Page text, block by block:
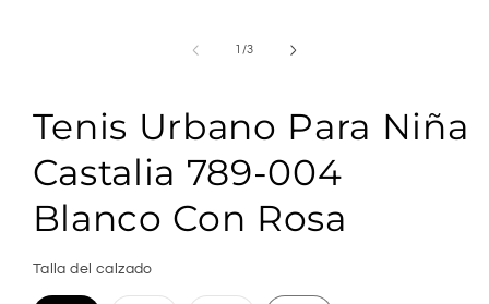
ventana
modal
1 /de
3
Tenis Urbano Para Niña
Castalia 789-004
Blanco Con Rosa
Talla del calzado